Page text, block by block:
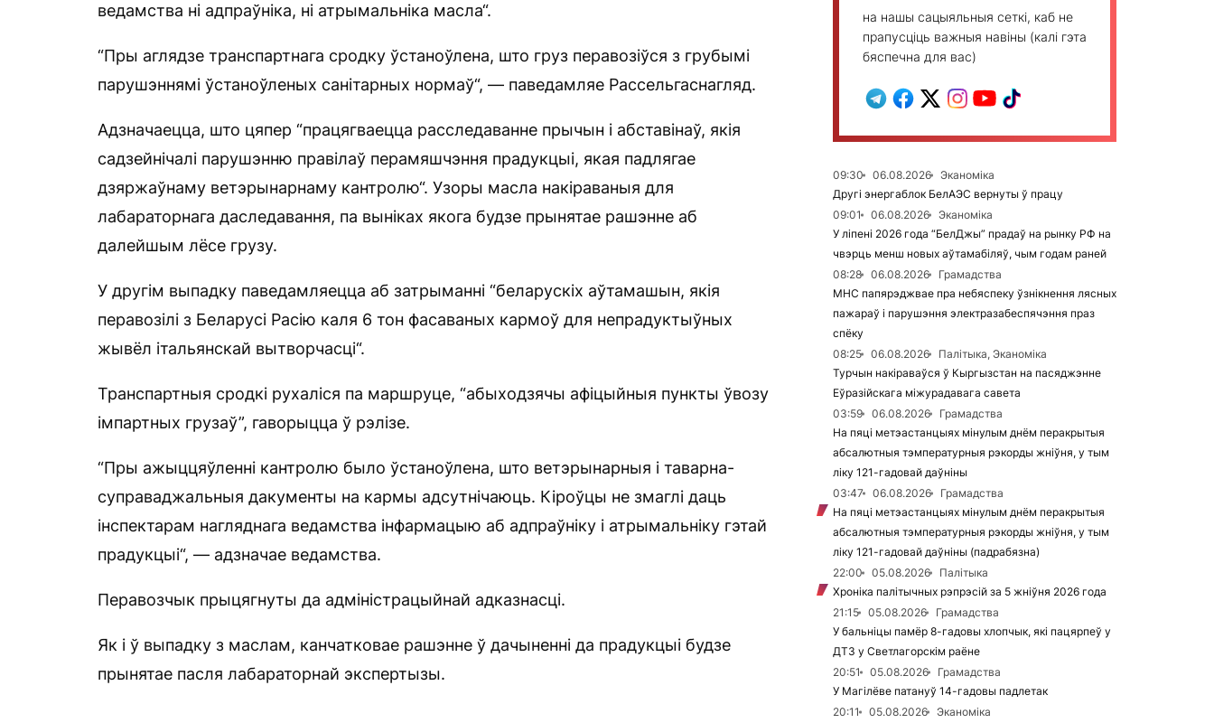
ведамства ні адпраўніка, ні атрымальніка масла“.
“Пры аглядзе транспартнага сродку ўстаноўлена, што груз перавозіўся з грубымі
парушэннямі ўстаноўленых санітарных нормаў“, — паведамляе Рассельгаснагляд.
Адзначаецца, што цяпер “працягваецца расследаванне прычын і абставінаў, якія
садзейнічалі парушэнню правілаў перамяшчэння прадукцыі, якая падлягае
дзяржаўнаму ветэрынарнаму кантролю“. Узоры масла накіраваныя для
лабараторнага даследавання, па выніках якога будзе прынятае рашэнне аб
далейшым лёсе грузу.
У другім выпадку паведамляецца аб затрыманні “беларускіх аўтамашын, якія
перавозілі з Беларусі Расію каля 6 тон фасаваных кармоў для непрадуктыўных
жывёл італьянскай вытворчасці“.
Транспартныя сродкі рухаліся па маршруце, “абыходзячы афіцыйныя пункты ўвозу
імпартных грузаў”, гаворыцца ў рэлізе.
“Пры ажыццяўленні кантролю было ўстаноўлена, што ветэрынарныя і таварна-
суправаджальныя дакументы на кармы адсутнічаюць. Кіроўцы не змаглі даць
інспектарам нагляднага ведамства інфармацыю аб адпраўніку і атрымальніку гэтай
прадукцыі“, — адзначае ведамства.
Перавозчык прыцягнуты да адміністрацыйнай адказнасці.
Як і ў выпадку з маслам, канчатковае рашэнне ў дачыненні да прадукцыі будзе
прынятае пасля лабараторнай экспертызы.
на нашы сацыяльныя сеткі, каб не
прапусціць важныя навіны (калі гэта
бяспечна для вас)
09:30 06.08.2026
Эканоміка
Другі энергаблок БелАЭС вернуты ў працу
09:01
06.08.2026
Эканоміка
У ліпені 2026 года “БелДжы” прадаў на рынку РФ на
чвэрць менш новых аўтамабіляў, чым годам раней
08:28
06.08.2026
Грамадства
МНС папярэджвае пра небяспеку ўзнікнення лясных
пажараў і парушэння электразабеспячэння праз
спёку
08:25
06.08.2026
Палітыка, Эканоміка
Турчын накіраваўся ў Кыргызстан на пасяджэнне
Еўразійскага міжурадавага савета
03:59
06.08.2026
Грамадства
На пяці метэастанцыях мінулым днём перакрытыя
абсалютныя тэмпературныя рэкорды жніўня, у тым
ліку 121-гадовай даўніны
03:47
06.08.2026
Грамадства
На пяці метэастанцыях мінулым днём перакрытыя
абсалютныя тэмпературныя рэкорды жніўня, у тым
ліку 121-гадовай даўніны (падрабязна)
22:00
05.08.2026
Палітыка
Хроніка палітычных рэпрэсій за 5 жніўня 2026 года
21:15
05.08.2026
Грамадства
У бальніцы памёр 8-гадовы хлопчык, які пацярпеў у
ДТЗ у Светлагорскім раёне
20:51
05.08.2026
Грамадства
У Магілёве патануў 14-гадовы падлетак
20:11
05.08.2026
Эканоміка